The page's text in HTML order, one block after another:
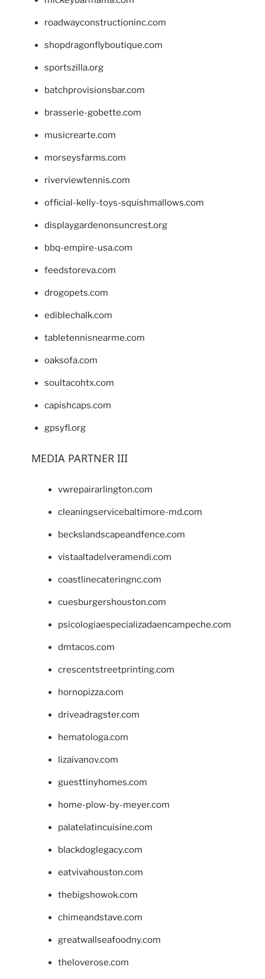
roadwayconstructioninc.com
shopdragonflyboutique.com
sportszilla.org
batchprovisionsbar.com
brasserie-gobette.com
musicrearte.com
morseysfarms.com
riverviewtennis.com
official-kelly-toys-squishmallows.com
displaygardenonsuncrest.org
bbq-empire-usa.com
feedstoreva.com
drogopets.com
ediblechalk.com
tabletennisnearme.com
oaksofa.com
soultacohtx.com
capishcaps.com
gpsyfl.org
MEDIA PARTNER III
vwrepairarlington.com
cleaningservicebaltimore-md.com
beckslandscapeandfence.com
vistaaltadelveramendi.com
coastlinecateringnc.com
cuesburgershouston.com
psicologiaespecializadaencampeche.com
dmtacos.com
crescentstreetprinting.com
hornopizza.com
driveadragster.com
hematologa.com
lizaivanov.com
guesttinyhomes.com
home-plow-by-meyer.com
palatelatincuisine.com
blackdoglegacy.com
eatvivahouston.com
thebigshowok.com
chimeandstave.com
greatwallseafoodny.com
theloverose.com